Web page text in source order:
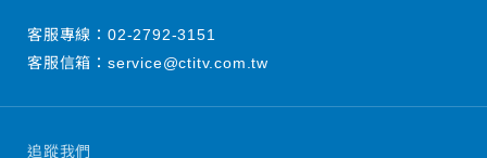
追蹤我們
客服專線： 02-2792-3151
客服信箱： service@ctitv.com.tw